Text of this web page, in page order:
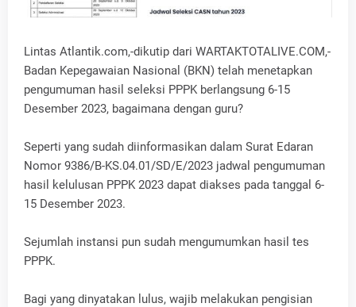
Lintas Atlantik.com,-dikutip dari WARTAKTOTALIVE.COM,-
Badan Kepegawaian Nasional (BKN) telah menetapkan
pengumuman hasil seleksi PPPK berlangsung 6-15
Desember 2023, bagaimana dengan guru?
Seperti yang sudah diinformasikan dalam Surat Edaran
Nomor 9386/B-KS.04.01/SD/E/2023 jadwal pengumuman
hasil kelulusan PPPK 2023 dapat diakses pada tanggal 6-
15 Desember 2023.
Sejumlah instansi pun sudah mengumumkan hasil tes
PPPK.
Bagi yang dinyatakan lulus, wajib melakukan pengisian